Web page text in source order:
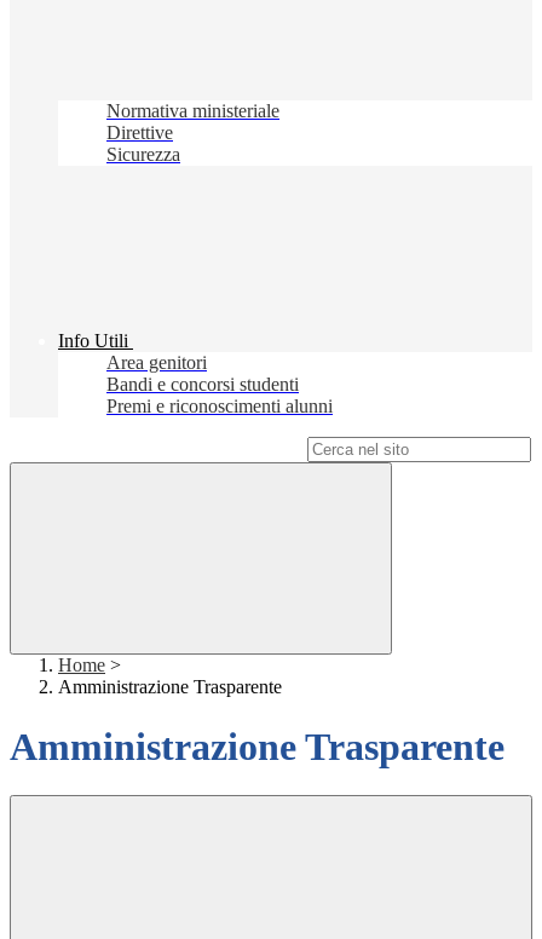
Normativa ministeriale
Direttive
Sicurezza
Info Utili
Area genitori
Bandi e concorsi studenti
Premi e riconoscimenti alunni
Home >
Amministrazione Trasparente
Amministrazione Trasparente